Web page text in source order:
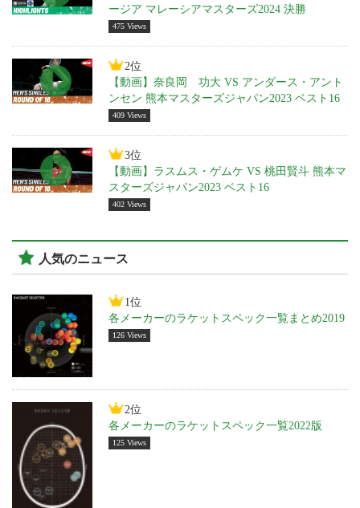
ージア マレーシアマスターズ2024 決勝
475 Views
2位
【動画】奈良岡 功大 VS アンダース・アント
ンセン 熊本マスターズジャパン2023 ベスト16
409 Views
3位
【動画】ラスムス・ゲムケ VS 桃田賢斗 熊本マ
スターズジャパン2023 ベスト16
402 Views
人気のニュース
1位
各メーカーのラケットスペック一覧まとめ2019
126 Views
2位
各メーカーのラケットスペック一覧2022版
125 Views